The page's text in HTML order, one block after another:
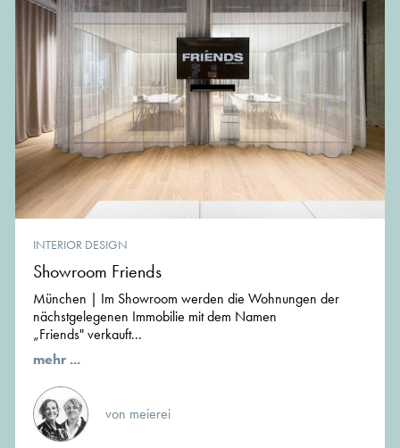
INTERIOR DESIGN
Showroom Friends
München | Im Showroom werden die Wohnungen der
nächstgelegenen Immobilie mit dem Namen
„Friends" verkauft...
mehr ...
von meierei